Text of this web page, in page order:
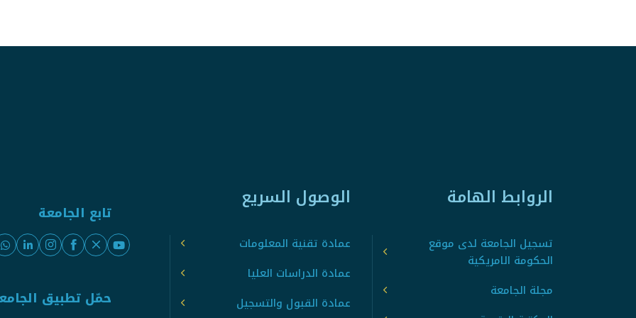
الروابط الهامة
تسجيل الجامعة لدى موقع
الحكومة الامريكية
مجلة الجامعة
الوصول السريع
عمادة تقنية المعلومات
عمادة الدراسات العليا
عمادة القبول والتسجيل
تابع الجامعة
حمّل تطبيق